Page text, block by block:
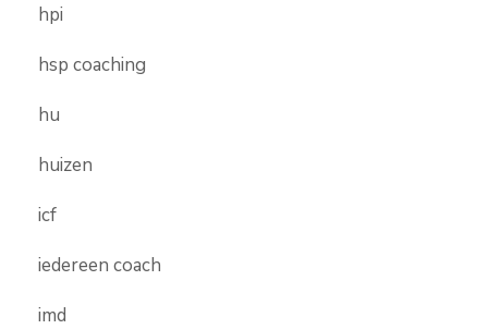
hpi
hsp coaching
hu
huizen
icf
iedereen coach
imd